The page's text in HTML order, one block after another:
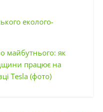
еколого-
майбутнього: як
працює на
Tesla (фото)